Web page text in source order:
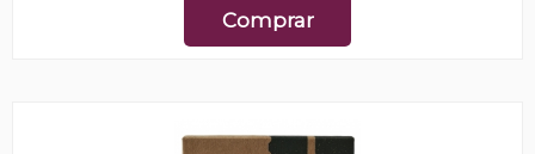
Comprar